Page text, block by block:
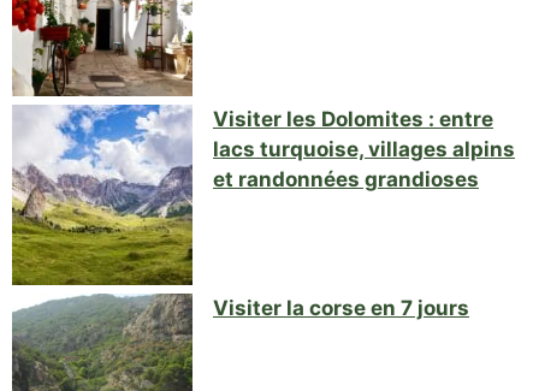
Visiter les Dolomites : entre
lacs turquoise, villages alpins
et randonnées grandioses
Visiter la corse en 7 jours